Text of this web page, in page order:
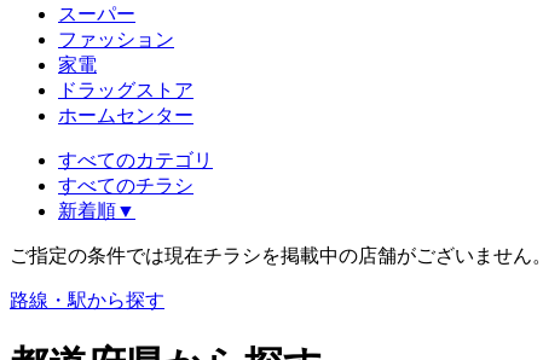
スーパー
ファッション
家電
ドラッグストア
ホームセンター
すべてのカテゴリ
すべてのチラシ
新着順▼
ご指定の条件では現在チラシを掲載中の店舗がございません。
路線・駅から探す